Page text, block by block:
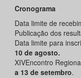
Cronograma
Data limite de
Publicação dos
Data limite para
10 de agosto.
XIVEncontro
a 13 de setembro.